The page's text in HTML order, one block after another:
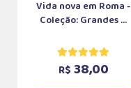
Vida nova em Roma -
Coleção: Grandes ...
R$ 38,00